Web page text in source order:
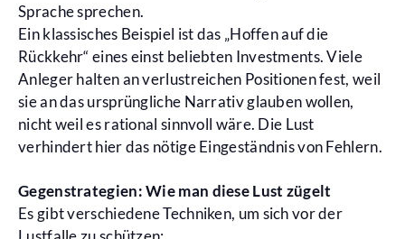
Sprache sprechen.
Ein klassisches Beispiel ist das „Hoffen auf die
Rückkehr“ eines einst beliebten Investments. Viele
Anleger halten an verlustreichen Positionen fest, weil
sie an das ursprüngliche Narrativ glauben wollen,
nicht weil es rational sinnvoll wäre. Die Lust
verhindert hier das nötige Eingeständnis von Fehlern.
Gegenstrategien: Wie man diese Lust zügelt
Es gibt verschiedene Techniken, um sich vor der